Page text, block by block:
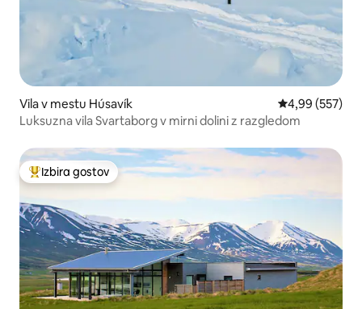
Vila v mestu Húsavík Povprečna
4,99 (557)
Luksuzna vila Svartaborg v mirni dolini z razgledom
Najbolj priljubljena prenočišča z značko »Izbira gostov«
Izbira gostov